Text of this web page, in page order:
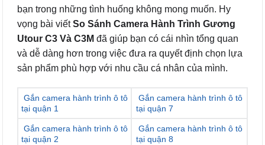
bạn trong những tình huống không mong muốn. Hy
vọng bài viếtSo Sánh Camera Hành Trình Gương
Utour C3 Và C3M đã giúp bạn có cái nhìn tổng quan
và dễ dàng hơn trong việc đưa ra quyết định chọn lựa
sản phẩm phù hợp với nhu cầu cá nhân của mình.
Gắn camera hành trình ô tô
tại quận 1
Gắn camera hành trình ô tô
tại quận 7
Gắn camera hành trình ô tô
tại quận 2
Gắn camera hành trình ô tô
tại quận 8